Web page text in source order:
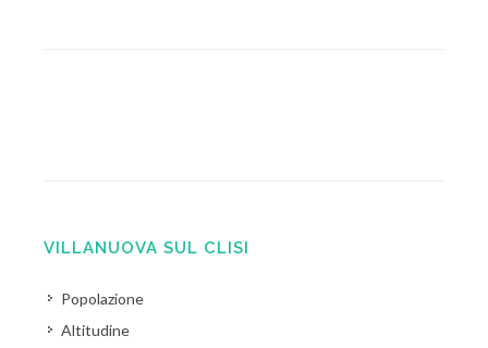
VILLANUOVA SUL CLISI
Popolazione
Altitudine